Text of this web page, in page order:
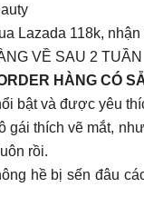
Lazada 118k,
VỀ SAU 2 TUẦN
HÀNG CÓ
bật và được yêu
gái thích vẽ mắt,
rồi.
hề bị sến đâu